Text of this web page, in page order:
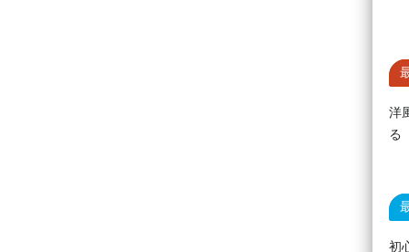
洋
る
初